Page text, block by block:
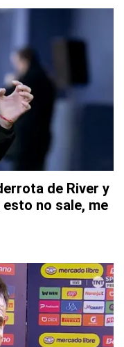
de River y
no sale, me